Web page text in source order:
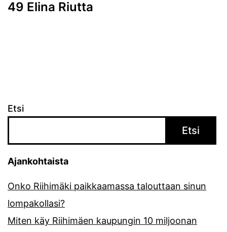
49 Elina Riutta
Etsi
Etsi
Ajankohtaista
Onko Riihimäki paikkaamassa talouttaan sinun
lompakollasi?
Miten käy Riihimäen kaupungin 10 miljoonan